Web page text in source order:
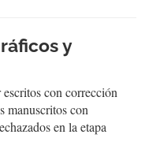
y
con corrección
manuscritos con
en la etapa